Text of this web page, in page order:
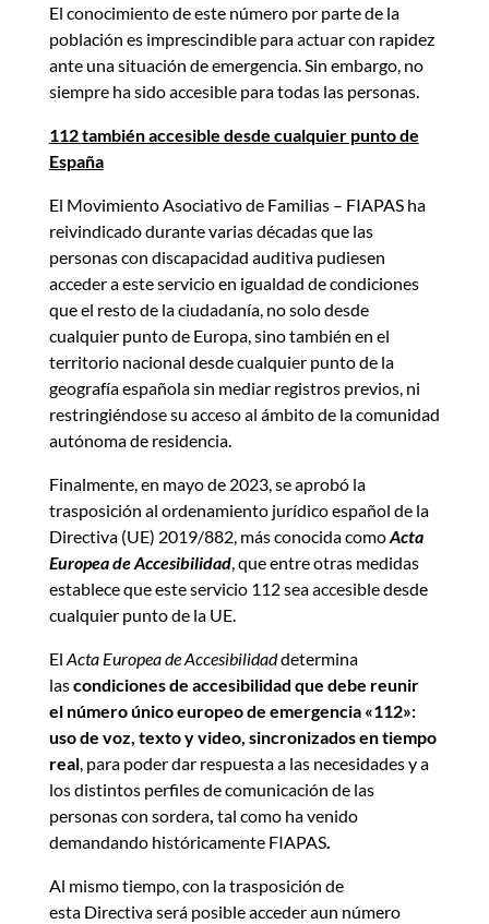
El conocimiento de este número por parte de la
población es imprescindible para actuar con rapidez
ante una situación de emergencia. Sin embargo, no
siempre ha sido accesible para todas las personas.
112 también accesible desde cualquier punto de
España
El Movimiento Asociativo de Familias – FIAPAS ha
reivindicado durante varias décadas que las
personas con discapacidad auditiva pudiesen
acceder a este servicio en igualdad de condiciones
que el resto de la ciudadanía, no solo desde
cualquier punto de Europa, sino también en el
territorio nacional desde cualquier punto de la
geografía española sin mediar registros previos, ni
restringiéndose su acceso al ámbito de la comunidad
autónoma de residencia.
Finalmente, en mayo de 2023, se aprobó la
trasposición al ordenamiento jurídico español de la
Directiva (UE) 2019/882, más conocida comoActa
Europea de Accesibilidad, que entre otras medidas
establece que este servicio 112 sea accesible desde
cualquier punto de la UE.
El Acta Europea de Accesibilidaddetermina
lascondiciones de accesibilidad que debe reunir
el número único europeo de emergencia «112»:
uso de voz, texto y video, sincronizados en tiempo
real, para poder dar respuesta a las necesidades y a
los distintos perfiles de comunicación de las
personas con sordera, tal como ha venido
demandando históricamente FIAPAS.
Al mismo tiempo, con la trasposición de
esta Directiva será posible acceder aun número